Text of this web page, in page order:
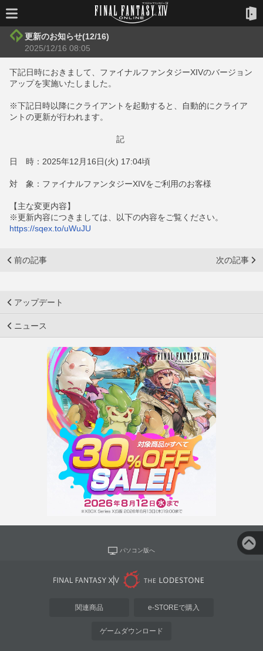
更新のお知らせ(12/16)
2025/12/16 08:05
下記日時におきまして、ファイナルファンタジーXIVのバージョン
アップを実施いたしました。
※下記日時以降にクライアントを起動すると、自動的にクライア
ントの更新が行われます。
記
日 時：2025年12月16日(火) 17:04頃
対 象：ファイナルファンタジーXIVをご利用のお客様
【主な変更内容】
※更新内容につきましては、以下の内容をご覧ください。
https://sqex.to/uWuJU
前の記事 次の記事
アップデート
ニュース
パソコン版へ
関連商品 e-STOREで購入
ゲームダウンロード